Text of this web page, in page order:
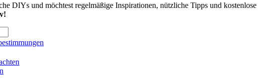
DIYs und möchtest regelmäßige Inspirationen, nützliche Tipps und